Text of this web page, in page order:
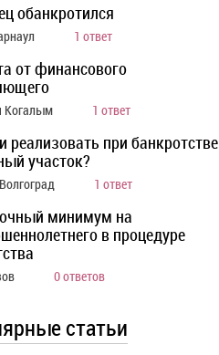
обанкротился
1 ответ
от финансового
Когалым 1 ответ
реализовать при банкротстве
участок?
1 ответ
минимум на
в процедуре
0 ответов
статьи